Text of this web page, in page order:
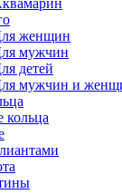
женщин
мужчин
детей
мужчин и
кольца